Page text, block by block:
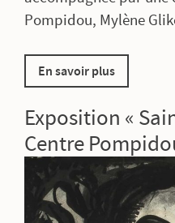
Pompidou, Mylène
En savoir plus
Exposition «
Centre